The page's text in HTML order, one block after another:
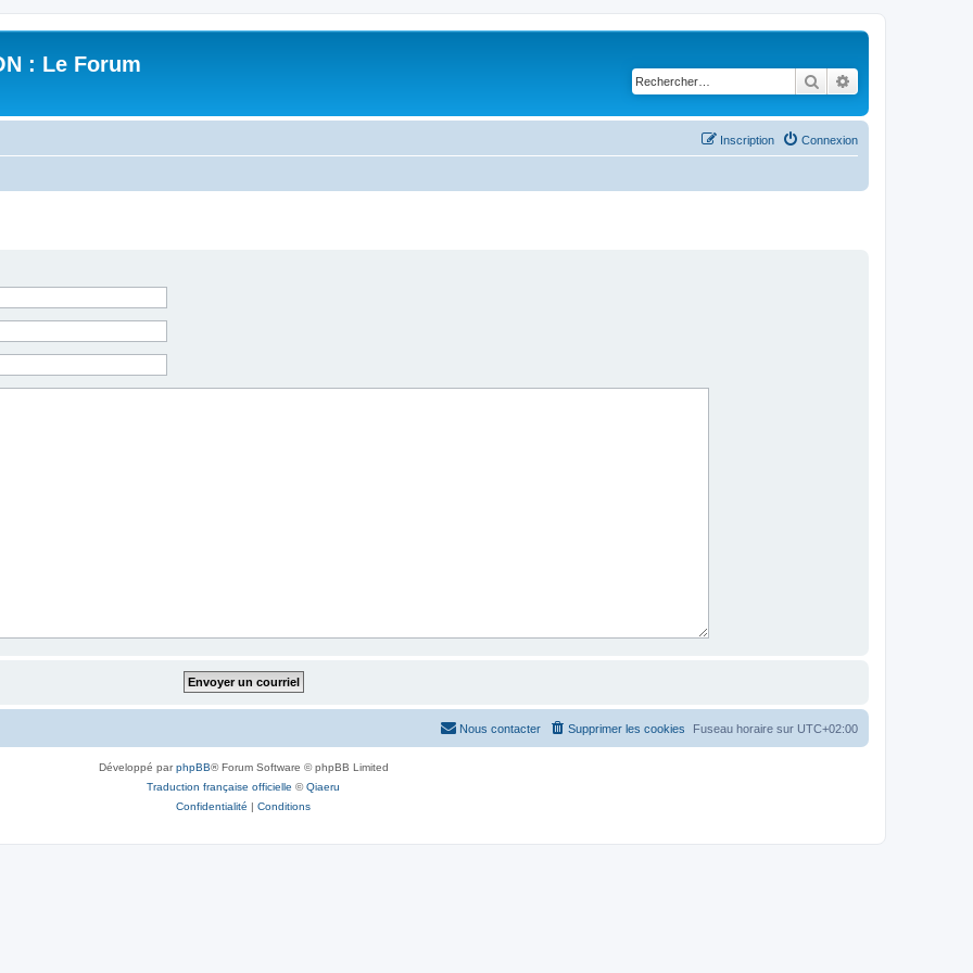
: Le Forum
Rechercher
Connexion
Inscription
Fuseau horaire sur UTC+02:00
Supprimer les cookies
Nous contacter
Développé parphpBB® Forum Software © phpBB Limited
Traduction française officielle ©Qiaeru
Confidentialité | Conditions